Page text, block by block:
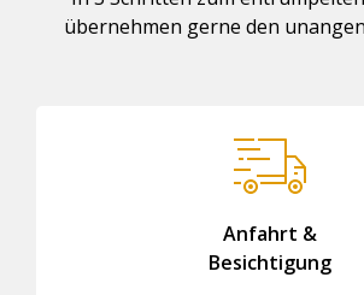
übernehmen gerne den
Anfahrt &
Besichtigung